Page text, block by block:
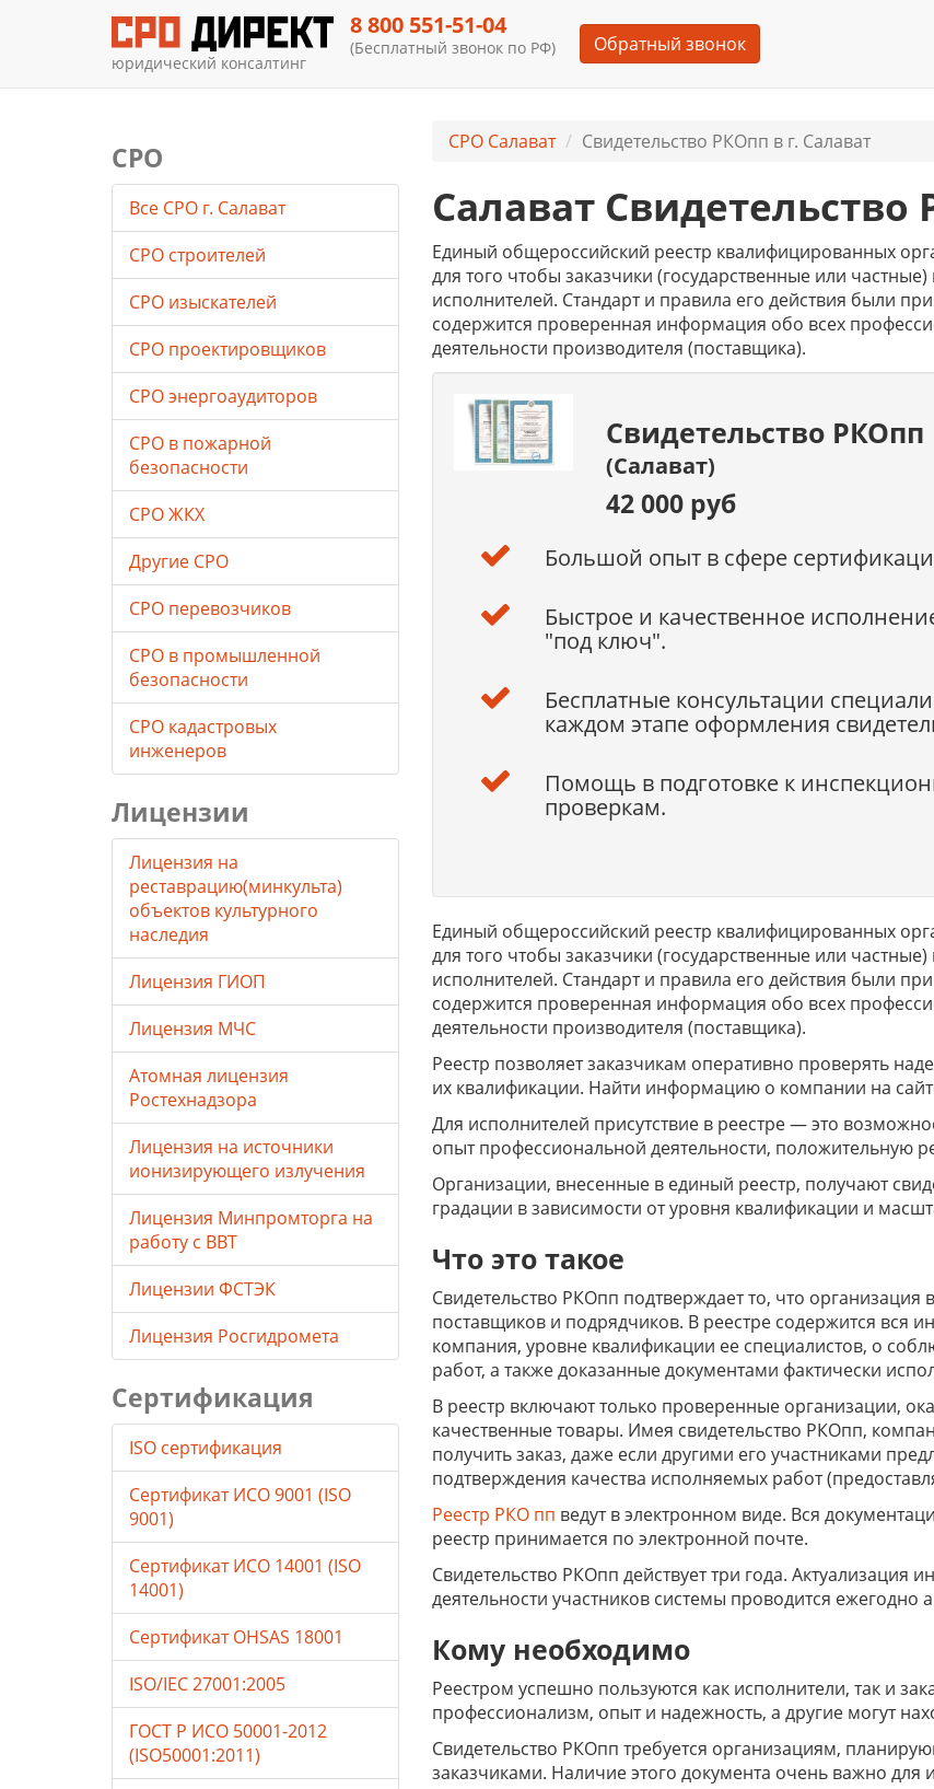
юридический консалтинг
8 800 551-51-04
(Бесплатный звонок по РФ) Обратный звонок
СРО Салават Свидетельство РКОпп в г. Салават
Салават Свидетельство
Единый общероссийский реестр квалифицированных
для того чтобы заказчики (государственные или
исполнителей. Стандарт и правила его действия были
содержится проверенная информация обо всех
деятельности производителя (поставщика).
Свидетельство РКОпп
(Салават)
42 000 руб
Большой опыт в сфере
Быстрое и качественное
"под ключ".
Бесплатные консультации
каждом этапе оформления
Помощь в подготовке к
проверкам.
Единый общероссийский реестр квалифицированных
для того чтобы заказчики (государственные или
исполнителей. Стандарт и правила его действия были
содержится проверенная информация обо всех
деятельности производителя (поставщика).
Реестр позволяет заказчикам оперативно проверять
их квалификации. Найти информацию о компании на
Для исполнителей присутствие в реестре — это
опыт профессиональной деятельности, положительную
Организации, внесенные в единый реестр, получают
градации в зависимости от уровня квалификации и
Что это такое
Свидетельство РКОпп подтверждает то, что
поставщиков и подрядчиков. В реестре содержится вся
компания, уровне квалификации ее специалистов, о
работ, а также доказанные документами фактически
В реестр включают только проверенные организации,
качественные товары. Имея свидетельство РКОпп,
получить заказ, даже если другими его участниками
подтверждения качества исполняемых работ
Реестр РКО пп ведут в электронном виде. Вся
реестр принимается по электронной почте.
Свидетельство РКОпп действует три года.
деятельности участников системы проводится
Кому необходимо
Реестром успешно пользуются как исполнители, так и
профессионализм, опыт и надежность, а другие могут
Свидетельство РКОпп требуется организациям,
заказчиками. Наличие этого документа очень важно
СРО
Все СРО г. Салават
СРО строителей
СРО изыскателей
СРО проектировщиков
СРО энергоаудиторов
СРО в пожарной
безопасности
СРО ЖКХ
Другие СРО
СРО перевозчиков
СРО в промышленной
безопасности
СРО кадастровых
инженеров
Лицензии
Лицензия на
реставрацию(минкульта)
объектов культурного
наследия
Лицензия ГИОП
Лицензия МЧС
Атомная лицензия
Ростехнадзора
Лицензия на источники
ионизирующего излучения
Лицензия Минпромторга на
работу с ВВТ
Лицензии ФСТЭК
Лицензия Росгидромета
Сертификация
ISO сертификация
Сертификат ИСО 9001 (ISO
9001)
Сертификат ИСО 14001 (ISO
14001)
Сертификат OHSAS 18001
ISO/IEC 27001:2005
ГОСТ Р ИСО 50001-2012
(ISO50001:2011)